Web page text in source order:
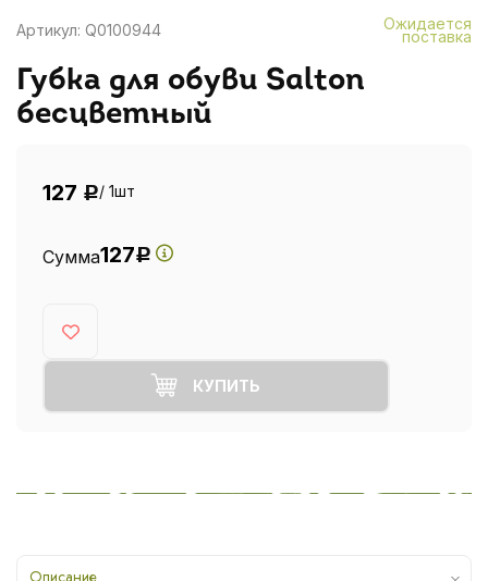
Артикул: Q0100944 Ожидается
поставка
Губка для обуви Salton
бесцветный
127 Р/ 1шт
Сумма127Р
КУПИТЬ
Описание